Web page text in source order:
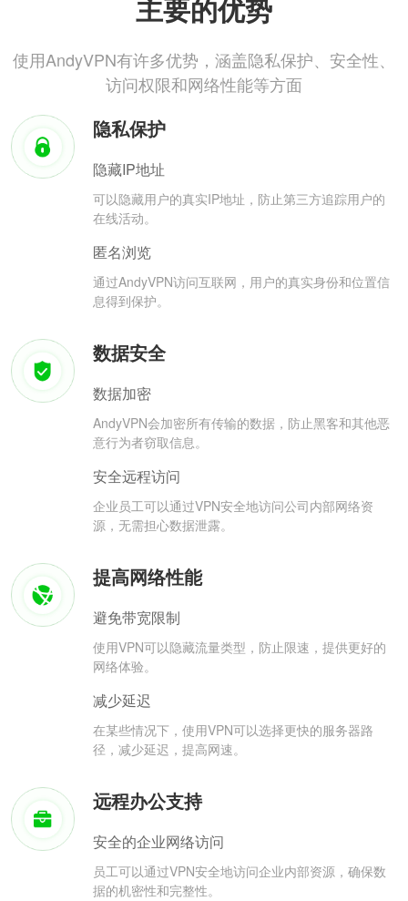
主要的优势
使用AndyVPN有许多优势，涵盖隐私保护、安全性、
访问权限和网络性能等方面
隐私保护
隐藏IP地址
可以隐藏用户的真实IP地址，防止第三方追踪用户的
在线活动。
匿名浏览
通过AndyVPN访问互联网，用户的真实身份和位置信
息得到保护。
数据安全
数据加密
AndyVPN会加密所有传输的数据，防止黑客和其他恶
意行为者窃取信息。
安全远程访问
企业员工可以通过VPN安全地访问公司内部网络资
源，无需担心数据泄露。
提高网络性能
避免带宽限制
使用VPN可以隐藏流量类型，防止限速，提供更好的
网络体验。
减少延迟
在某些情况下，使用VPN可以选择更快的服务器路
径，减少延迟，提高网速。
远程办公支持
安全的企业网络访问
员工可以通过VPN安全地访问企业内部资源，确保数
据的机密性和完整性。